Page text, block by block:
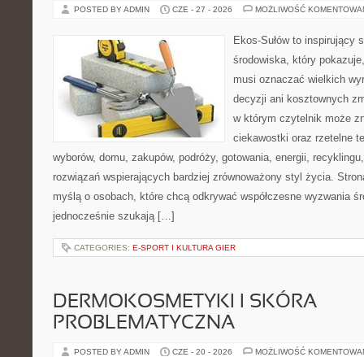
POSTED BY ADMIN CZE - 27 - 2026 MOŻLIWOŚĆ
Ekos-Sułów to inspirujący
środowiska, który
musi oznaczać wielkich
decyzji ani kosztownych
w którym czytelnik może
ciekawostki oraz rzetelne
wyborów, domu, zakupów, podróży, gotowania, energii,
rozwiązań wspierających bardziej zrównoważony styl życia.
myślą o osobach, które chcą odkrywać współczesne wyzwania
jednocześnie szukają […]
CATEGORIES: E-SPORT I KULTURA GIER
DERMOKOSMETYKI I SKÓRA
PROBLEMATYCZNA
POSTED BY ADMIN CZE - 20 - 2026 MOŻLIWOŚĆ